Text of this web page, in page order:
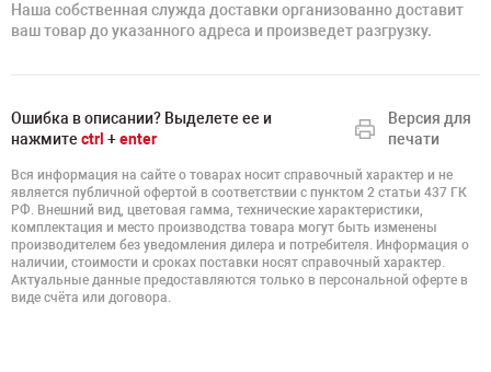
Наша собственная служда доставки организованно доставит
ваш товар до указанного адреса и произведет разгрузку.
Ошибка в описании? Выделете ее и
нажмите ctrl +enter
Версия для
печати
Вся информация на сайте о товарах носит справочный характер и не
является публичной офертой в соответствии с пунктом 2 статьи 437 ГК
РФ. Внешний вид, цветовая гамма, технические характеристики,
комплектация и место производства товара могут быть изменены
производителем без уведомления дилера и потребителя. Информация о
наличии, стоимости и сроках поставки носят справочный характер.
Актуальные данные предоставляются только в персональной оферте в
виде счёта или договора.